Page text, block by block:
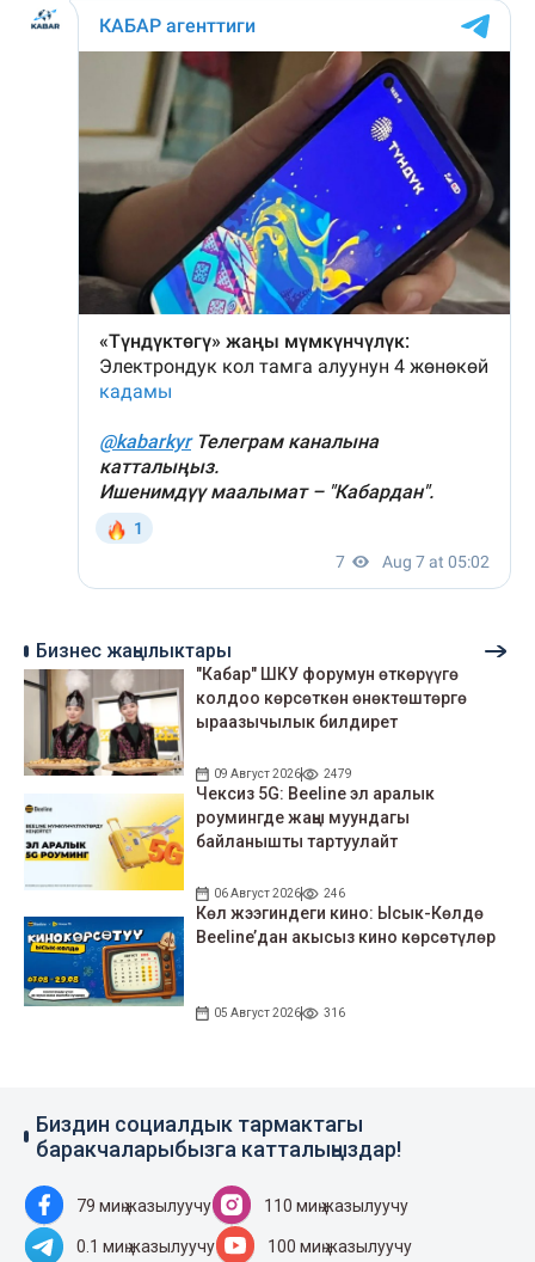
Бизнес жаңылыктары
"Кабар" ШКУ форумун өткөрүүгө
колдоо көрсөткөн өнөктөштөргө
ыраазычылык билдирет
09 Август 2026 2479
Чексиз 5G: Beeline эл аралык
роумингде жаңы муундагы
байланышты тартуулайт
06 Август 2026 246
Көл жээгиндеги кино: Ысык-Көлдө
Beeline’дан акысыз кино көрсөтүлөр
05 Август 2026 316
Биздин социалдык тармактагы
баракчаларыбызга катталыңыздар!
79 миң жазылуучу 110 миң жазылуучу
0.1 миң жазылуучу 100 миң жазылуучу